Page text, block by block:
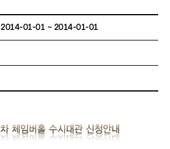
2014-01-01 ~ 2014-01-01